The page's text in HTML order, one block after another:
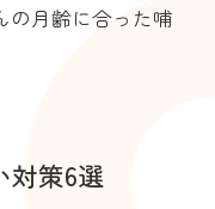
の月齢に合った哺
対策6選